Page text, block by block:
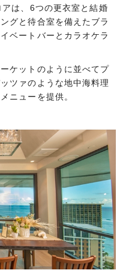
は、6つの更衣室と結婚
グと待合室を備えたブラ
ベートバーとカラオケラ
ケットのように並べてプ
ツァのような地中海料理
ニューを提供。